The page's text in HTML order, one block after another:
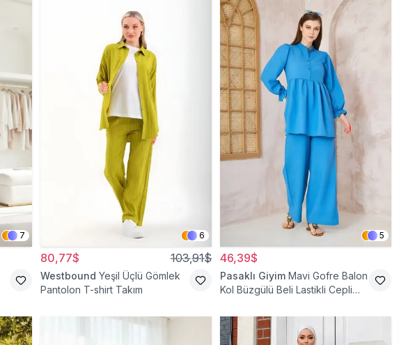
7 6
80,77$ 103,91$
Westbound Yeşil Üçlü Gömlek
Pantolon T-shirt Takım
5
46,39$
Pasaklı Giyim Mavi Gofre Balon
Kol Büzgülü Beli Lastikli Cepli